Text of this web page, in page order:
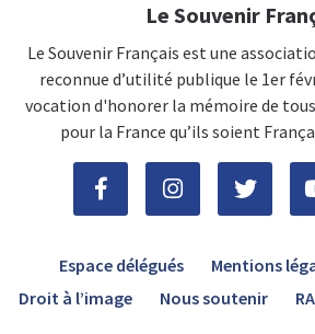
Le Souvenir
Le Souvenir Français est une
reconnue d’utilité publique le 1er
vocation d'honorer la mémoire de
pour la France qu’ils soient
Espace délégués Mentions
Droit à l’image
Nous soutenir